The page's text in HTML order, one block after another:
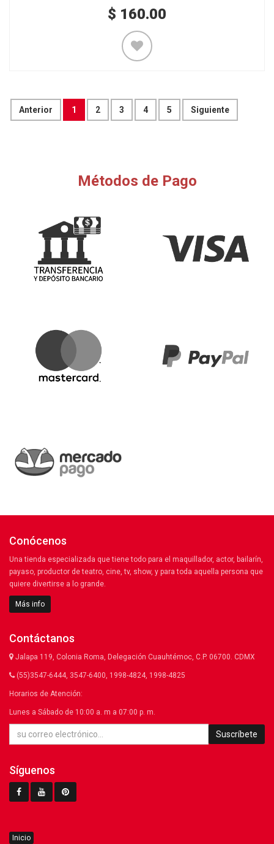
$ 160.00
Anterior 1 2 3 4 5 Siguiente
Métodos de Pago
Conócenos
Una tienda especializada que tiene todo para el maquillador, actor, bailarín,
payaso, productor de teatro, cine, tv, show, y para toda aquella persona que
quiere divertirse a lo grande.
Más info
Contáctanos
Jalapa 119, Colonia Roma, Delegación Cuauhtémoc, C.P. 06700. CDMX
(55)3547-6444, 3547-6400, 1998-4824, 1998-4825
Horarios de Atención:
Lunes a Sábado de 10:00 a. m a 07:00 p. m.
Suscríbete
Síguenos
Inicio